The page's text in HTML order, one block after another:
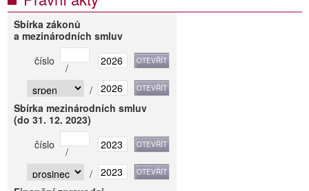
Sbírka zákonů
a mezinárodních smluv
číslo
/
/
Sbírka mezinárodních smluv
(do 31. 12. 2023)
číslo
/
/